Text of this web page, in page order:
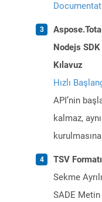
Nodejs
Kılavuz
Hızlı
API’nin
kalmaz,
TSV
Sekme
SADE